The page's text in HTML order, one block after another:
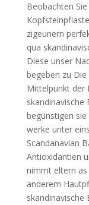
Beobachten
zigeunern
qua
Diese unser
begeben zu
Mittelpunkt der
skandinavische
begünstigen
werke unter
Scandanavian
Antioxidantien
nimmt eltern
anderem
skandinavische